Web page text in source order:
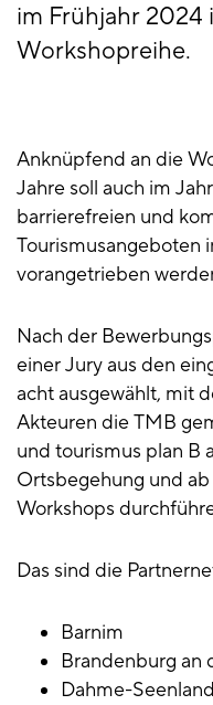
im Frühjahr 2024
Workshopreihe.
Anknüpfend an die
Jahre soll auch im
barrierefreien und
Tourismusangeboten
vorangetrieben
Nach der
einer Jury aus den
acht ausgewählt, mit
Akteuren die TMB
und tourismus plan B
Ortsbegehung und
Workshops
Das sind die
Barnim
Brandenburg an
Dahme-